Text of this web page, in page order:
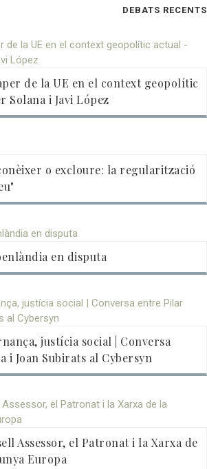
DEBATS RECENTS
de la UE en el context geopolític
Solana i Javi López
o excloure: la regularització
en disputa
justícia social | Conversa
i Joan Subirats al Cybersyn
Assessor, el Patronat i la Xarxa de
Europa